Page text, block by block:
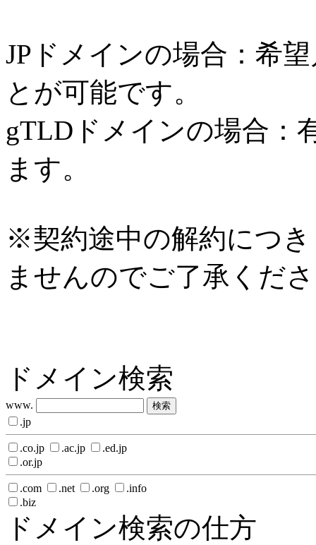
JPドメインの場合：希
とが可能です。
gTLDドメインの場合：
ます。
※契約途中の解約につ
ませんのでご了承くだ
ドメイン検索
www.
.jp
.co.jp .ac.jp
.ed.jp
.or.jp
.com .net .org
.info
.biz
ドメイン検索の仕方